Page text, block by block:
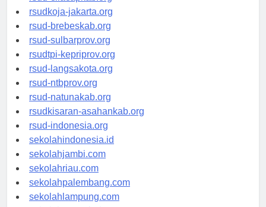
rsud-cilacapkab.org
rsudkoja-jakarta.org
rsud-brebeskab.org
rsud-sulbarprov.org
rsudtpi-kepriprov.org
rsud-langsakota.org
rsud-ntbprov.org
rsud-natunakab.org
rsudkisaran-asahankab.org
rsud-indonesia.org
sekolahindonesia.id
sekolahjambi.com
sekolahriau.com
sekolahpalembang.com